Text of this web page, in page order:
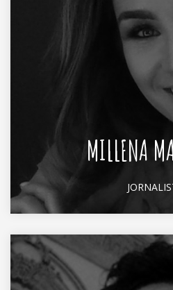
MILLENA